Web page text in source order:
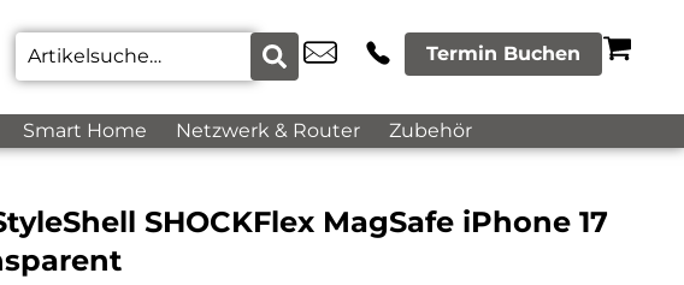
Termin Buchen
Smart Home Netzwerk & Router Zubehör
SHOCKFlex MagSafe iPhone 17